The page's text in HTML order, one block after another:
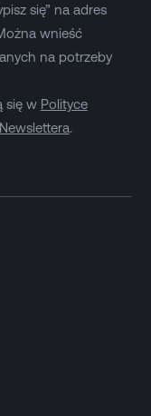
się” na adres
wnieść
na potrzeby
się w Polityce
.